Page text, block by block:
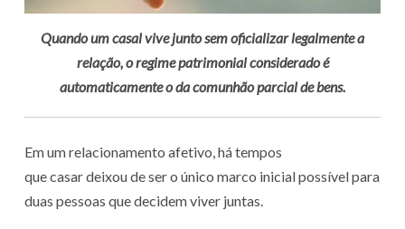
Quando um casal vive junto sem oficializar legalmente a
relação, o regime patrimonial considerado é
automaticamente o da comunhão parcial de bens.
Em um relacionamento afetivo, há tempos
que casar deixou de ser o único marco inicial possível para
duas pessoas que decidem viver juntas.